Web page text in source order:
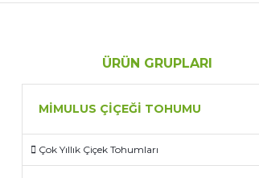
ÜRÜN GRUPLARI
MIMULUS ÇIÇEĞI TOHUMU
Çok Yıllık Çiçek Tohumları